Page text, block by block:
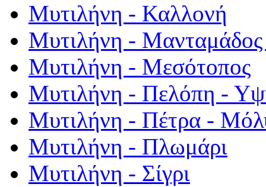
Μυτιλήνη - Καλλονή
Μυτιλήνη - Μανταμάδος
Μυτιλήνη - Μεσότοπος
Μυτιλήνη - Πελόπη -
Μυτιλήνη - Πέτρα -
Μυτιλήνη - Πλωμάρι
Μυτιλήνη - Σίγρι